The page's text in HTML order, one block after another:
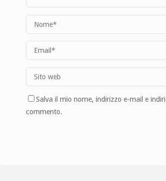
Salva il mio nome, indirizzo e-mail e
commento.